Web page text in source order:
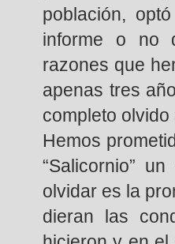
población,
informe o no
razones que
apenas tres
completo
Hemos
“Salicornio”
olvidar es la
dieran las